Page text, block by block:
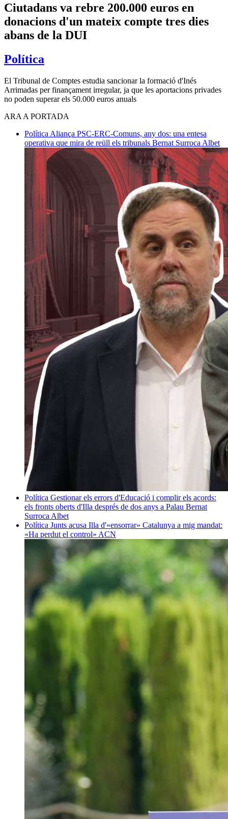
Ciutadans va rebre 200.000 euros en
donacions d'un mateix compte tres dies
abans de la DUI
Política
El Tribunal de Comptes estudia sancionar la formació d'Inés
Arrimadas per finançament irregular, ja que les aportacions privades
no poden superar els 50.000 euros anuals
ARA A PORTADA
Política Aliança PSC-ERC-Comuns, any dos: una entesa
operativa que mira de reüll els tribunals Bernat Surroca Albet
Política Gestionar els errors d'Educació i complir els acords:
els fronts oberts d'Illa després de dos anys a Palau Bernat
Surroca Albet
Política Junts acusa Illa d'«ensorrar» Catalunya a mig mandat:
«Ha perdut el control» ACN